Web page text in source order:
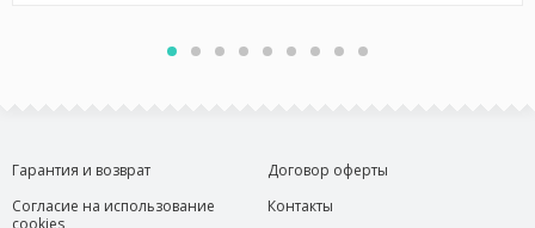
Гарантия и возврат
Согласие на использование
cookies
Договор оферты
Контакты